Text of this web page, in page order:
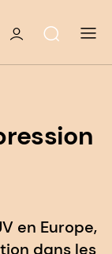
en Europe,
dans les